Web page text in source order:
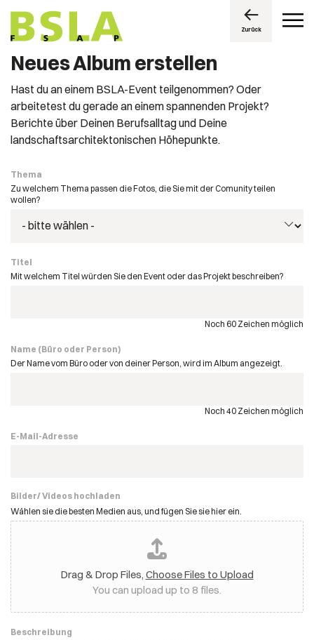
Zurück
Neues Album erstellen
Hast du an einem BSLA-Event teilgenommen? Oder
arbeitetest du gerade an einem spannenden Projekt?
Berichte über Deinen Berufsalltag und Deine
landschaftsarchitektonischen Höhepunkte.
Thema
Zu welchem Thema passen die Fotos, die Sie mit der Comunity teilen
wollen?
Titel
Mit welchem Titel würden Sie den Event oder das Projekt beschreiben?
Noch 60 Zeichen möglich
Name (Büro oder Person)
Der Name vom Büro oder von deiner Person, wird im Album angezeigt.
Noch 40 Zeichen möglich
E-Mail-Adresse
Bilder/ Videos hochladen
Wählen sie die besten Medien aus, und fügen Sie sie hier ein.
Drag & Drop Files, Choose Files to Upload
You can upload up to 8 files.
Beschreibung